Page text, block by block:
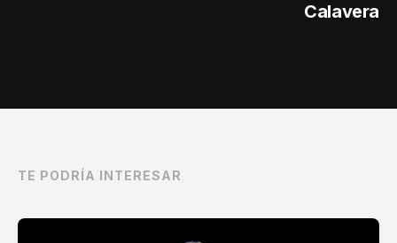
Calavera
TE PODRÍA INTERESAR